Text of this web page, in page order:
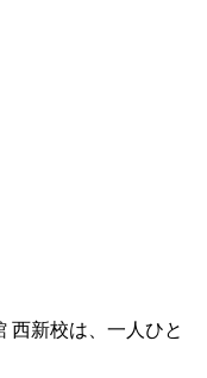
新校は、一人ひと